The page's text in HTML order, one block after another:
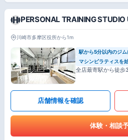
PERSONAL TRAINING
川崎市多摩区役所から1m
駅から5分以内のジム
マシンピラティスを
全店最寄駅から徒歩
店舗情報を確認
体験・相談